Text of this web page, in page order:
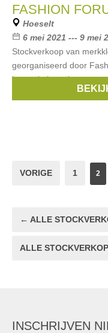
FASHION
Hoeselt
6 mei 2021 --- 9 mei
Stockverkoop van
georganiseerd door
kan enkel met
Guess,
VORIGE 1 2
← ALLE
ALLE
INSCHRIJVEN